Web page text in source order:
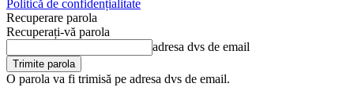
Politică de confidențialitate
Recuperare parola
Recuperați-vă parola
adresa dvs de email
O parola va fi trimisă pe adresa dvs de email.